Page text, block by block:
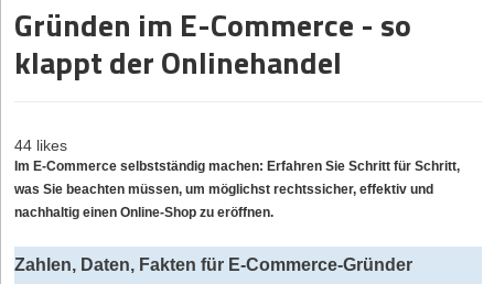
Gründen im E-Commerce - so
klappt der Onlinehandel
44 likes
Im E-Commerce selbstständig machen: Erfahren Sie Schritt für Schritt,
was Sie beachten müssen, um möglichst rechtssicher, effektiv und
nachhaltig einen Online-Shop zu eröffnen.
Zahlen, Daten, Fakten für E-Commerce-Gründer